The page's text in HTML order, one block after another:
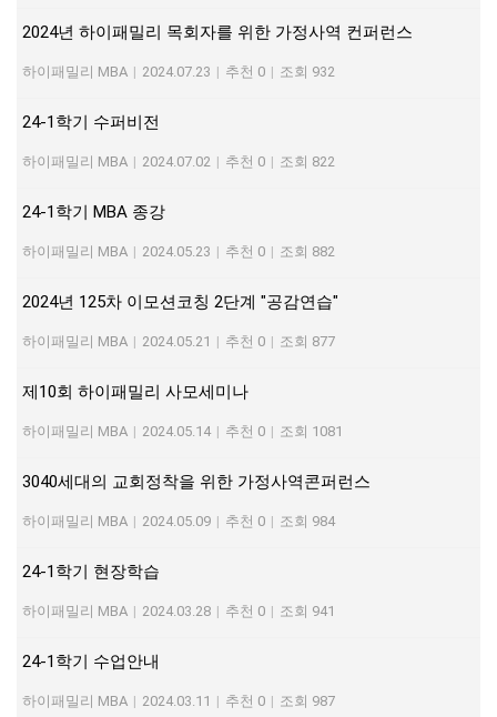
2024년 하이패밀리 목회자를 위한 가정사역 컨퍼런스
하이패밀리 MBA | 2024.07.23 | 추천 0 | 조회 932
24-1학기 수퍼비전
하이패밀리 MBA | 2024.07.02 | 추천 0 | 조회 822
24-1학기 MBA 종강
하이패밀리 MBA | 2024.05.23 | 추천 0 | 조회 882
2024년 125차 이모션코칭 2단계 "공감연습"
하이패밀리 MBA | 2024.05.21 | 추천 0 | 조회 877
제10회 하이패밀리 사모세미나
하이패밀리 MBA | 2024.05.14 | 추천 0 | 조회 1081
3040세대의 교회정착을 위한 가정사역콘퍼런스
하이패밀리 MBA | 2024.05.09 | 추천 0 | 조회 984
24-1학기 현장학습
하이패밀리 MBA | 2024.03.28 | 추천 0 | 조회 941
24-1학기 수업안내
하이패밀리 MBA | 2024.03.11 | 추천 0 | 조회 987